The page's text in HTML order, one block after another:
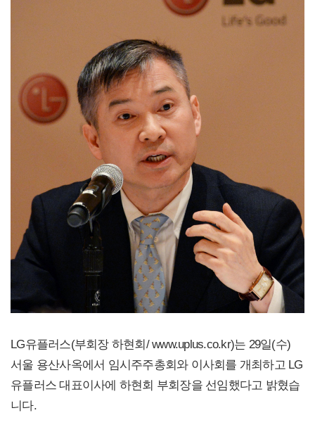
LG유플러스(부회장 하현회/ www.uplus.co.kr)는 29일(수)
서울 용산사옥에서 임시주주총회와 이사회를 개최하고 LG
유플러스 대표이사에 하현회 부회장을 선임했다고 밝혔습
니다.